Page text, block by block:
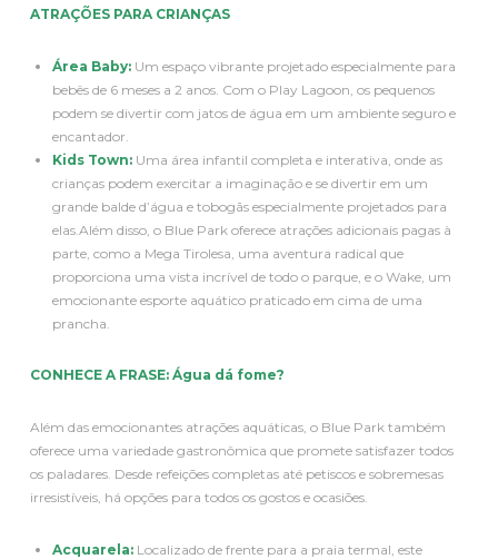
ATRAÇÕES PARA CRIANÇAS
Área Baby:Um espaço vibrante projetado especialmente para
bebês de 6 meses a 2 anos. Com o Play Lagoon, os pequenos
podem se divertir com jatos de água em um ambiente seguro e
encantador.
Kids Town:Uma área infantil completa e interativa, onde as
crianças podem exercitar a imaginação e se divertir em um
grande balde d’água e tobogãs especialmente projetados para
elas.Além disso, o Blue Park oferece atrações adicionais pagas à
parte, como a Mega Tirolesa, uma aventura radical que
proporciona uma vista incrível de todo o parque, e o Wake, um
emocionante esporte aquático praticado em cima de uma
prancha.
CONHECE A FRASE: Água dá fome?
Além das emocionantes atrações aquáticas, o Blue Park também
oferece uma variedade gastronômica que promete satisfazer todos
os paladares. Desde refeições completas até petiscos e sobremesas
irresistíveis, há opções para todos os gostos e ocasiões.
Acquarela:Localizado de frente para a praia termal, este